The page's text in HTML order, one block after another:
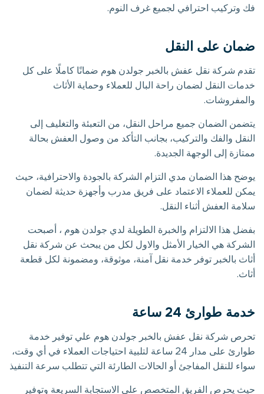
فك وتركيب احترافي لجميع غرف النوم.
ضمان على النقل
تقدم شركة نقل عفش بالخبر جولدن هوم ضمانًا كاملًا على كل
خدمات النقل لضمان راحة البال للعملاء وحماية الأثاث
والمفروشات.
يتضمن الضمان جميع مراحل النقل، من التعبئة والتغليف إلى
النقل والفك والتركيب، بجانب التأكد من وصول العفش بحالة
ممتازة إلى الوجهة الجديدة.
يوضح هذا الضمان مدي التزام الشركة بالجودة والاحترافية، حيث
يمكن للعملاء الاعتماد على فريق مدرب وأجهزة حديثة لضمان
سلامة العفش أثناء النقل.
بفضل هذا الالتزام والخبرة الطويلة لدي جولدن هوم ، أصبحت
الشركة هي الخيار الأمثل والاول لكل من يبحث عن شركة نقل
أثاث بالخبر توفر خدمة نقل آمنة، موثوقة، ومضمونة لكل قطعة
أثاث.
خدمة طوارئ 24 ساعة
تحرص شركة نقل عفش بالخبر جولدن هوم علي توفير خدمة
طوارئ على مدار 24 ساعة لتلبية احتياجات العملاء في أي وقت،
سواء للنقل المفاجئ أو الحالات الطارئة التي تتطلب سرعة التنفيذ
حيث يحرص الفريق المتخصص علي الاستجابة السريعة وتوفير